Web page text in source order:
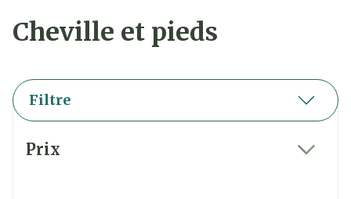
Cheville et pieds
Filtre
Prix